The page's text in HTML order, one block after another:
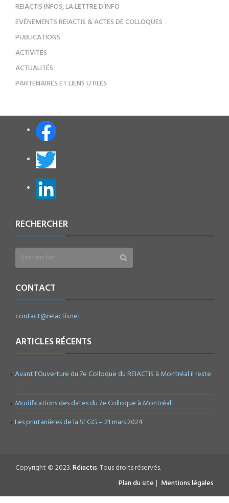
REIACTIS INFOS, LA LETTRE D’INFO
EVÉNEMENTS REIACTIS & ACTES DE COLLOQUES
PUBLICATIONS
ACTIVITÉS
ACTUALITÉS
PARTENAIRES ET LIENS UTILES
RECHERCHER
CONTACT
contact@reiactis.net
ARTICLES RÉCENTS
Avant l’Ouverture du 7e Colloque du REIACTIS à Montréal il reste
:
Modifications des dates du 7e Colloque à Montréal
Les printanières de la SFGG – 21 mars 2024
Copyright © 2023.Réiactis. Tous droits réservés.
Plan du site | Mentions légales